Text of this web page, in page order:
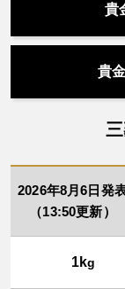
貴
貴
2026年8月6日発
（13:50更新）
1kg